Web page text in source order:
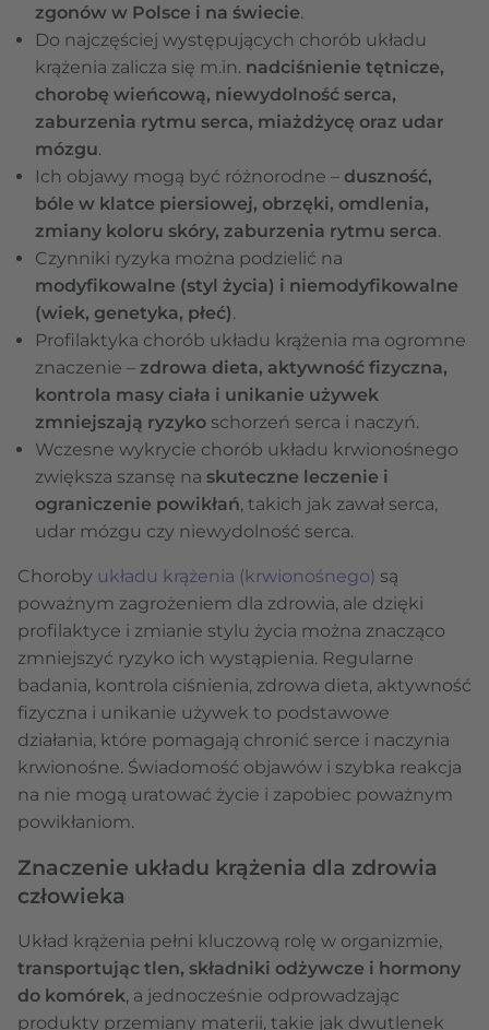
zgonów w Polsce i na świecie.
Do najczęściej występujących chorób układu
krążenia zalicza się m.in. nadciśnienie tętnicze,
chorobę wieńcową, niewydolność serca,
zaburzenia rytmu serca, miażdżycę oraz udar
mózgu.
Ich objawy mogą być różnorodne – duszność,
bóle w klatce piersiowej, obrzęki, omdlenia,
zmiany koloru skóry, zaburzenia rytmu serca.
Czynniki ryzyka można podzielić na
modyfikowalne (styl życia) i niemodyfikowalne
(wiek, genetyka, płeć).
Profilaktyka chorób układu krążenia ma ogromne
znaczenie – zdrowa dieta, aktywność fizyczna,
kontrola masy ciała i unikanie używek
zmniejszają ryzyko schorzeń serca i naczyń.
Wczesne wykrycie chorób układu krwionośnego
zwiększa szansę na skuteczne leczenie i
ograniczenie powikłań, takich jak zawał serca,
udar mózgu czy niewydolność serca.
Choroby układu krążenia (krwionośnego) są
poważnym zagrożeniem dla zdrowia, ale dzięki
profilaktyce i zmianie stylu życia można znacząco
zmniejszyć ryzyko ich wystąpienia. Regularne
badania, kontrola ciśnienia, zdrowa dieta, aktywność
fizyczna i unikanie używek to podstawowe
działania, które pomagają chronić serce i naczynia
krwionośne. Świadomość objawów i szybka reakcja
na nie mogą uratować życie i zapobiec poważnym
powikłaniom.
Znaczenie układu krążenia dla zdrowia
człowieka
Układ krążenia pełni kluczową rolę w organizmie,
transportując tlen, składniki odżywcze i hormony
do komórek, a jednocześnie odprowadzając
produkty przemiany materii, takie jak dwutlenek